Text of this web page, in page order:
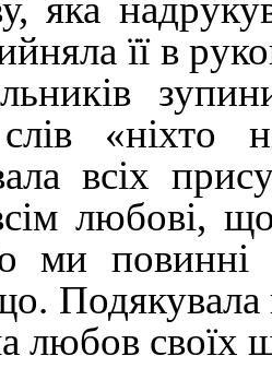
яка
її в
слів «ніхто
всіх
любові,
ми повинні
любов своїх